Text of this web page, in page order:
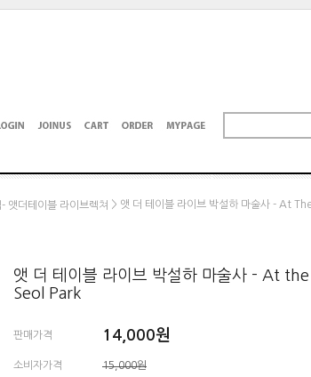
앳더테이블 라이브렉쳐 > 앳 더 테이블 라이브 박설하 마술사 - At
앳 더 테이블 라이브 박설하 마술사 - At
Seol Park
판매가격 14,000원
소비자가격 15,000원